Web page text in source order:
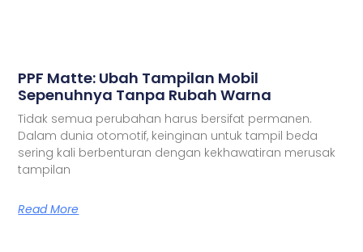
PPF Matte: Ubah Tampilan Mobil
Sepenuhnya Tanpa Rubah Warna
Tidak semua perubahan harus bersifat permanen.
Dalam dunia otomotif, keinginan untuk tampil beda
sering kali berbenturan dengan kekhawatiran merusak
tampilan
Read More